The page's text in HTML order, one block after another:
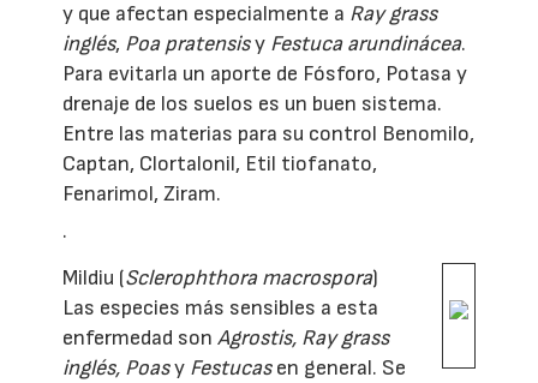
y que afectan especialmente a Ray grass
inglés, Poa pratensisy Festuca arundinácea.
Para evitarla un aporte de Fósforo, Potasa y
drenaje de los suelos es un buen sistema.
Entre las materias para su control Benomilo,
Captan, Clortalonil, Etil tiofanato,
Fenarimol, Ziram.
·
Mildiu (Sclerophthora macrospora)
Las especies más sensibles a esta
enfermedad sonAgrostis, Ray grass
inglés, Poasy Festucasen general. Se